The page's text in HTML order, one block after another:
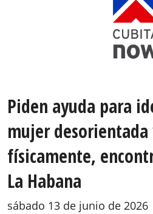
Piden ayuda para
mujer
físicamente,
La Habana
sábado 13 de junio de 2026